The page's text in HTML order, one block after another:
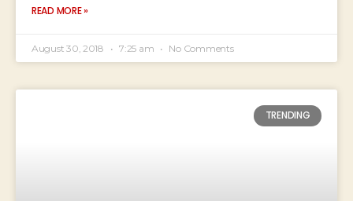
READ MORE »
August 30, 2018 7:25 am No Comments
TRENDING